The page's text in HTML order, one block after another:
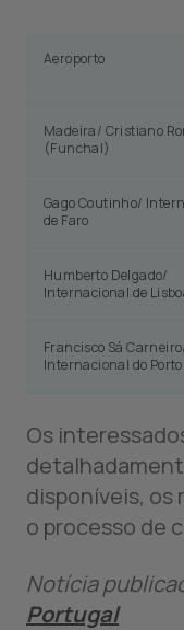
Aeroporto
Madeira/ Cristiano
(Funchal)
Gago Coutinho/
de Faro
Humberto Delgado/
Internacional de
Francisco Sá
Internacional do Porto
Os
disponíveis, os
o processo de
Notícia
Portugal